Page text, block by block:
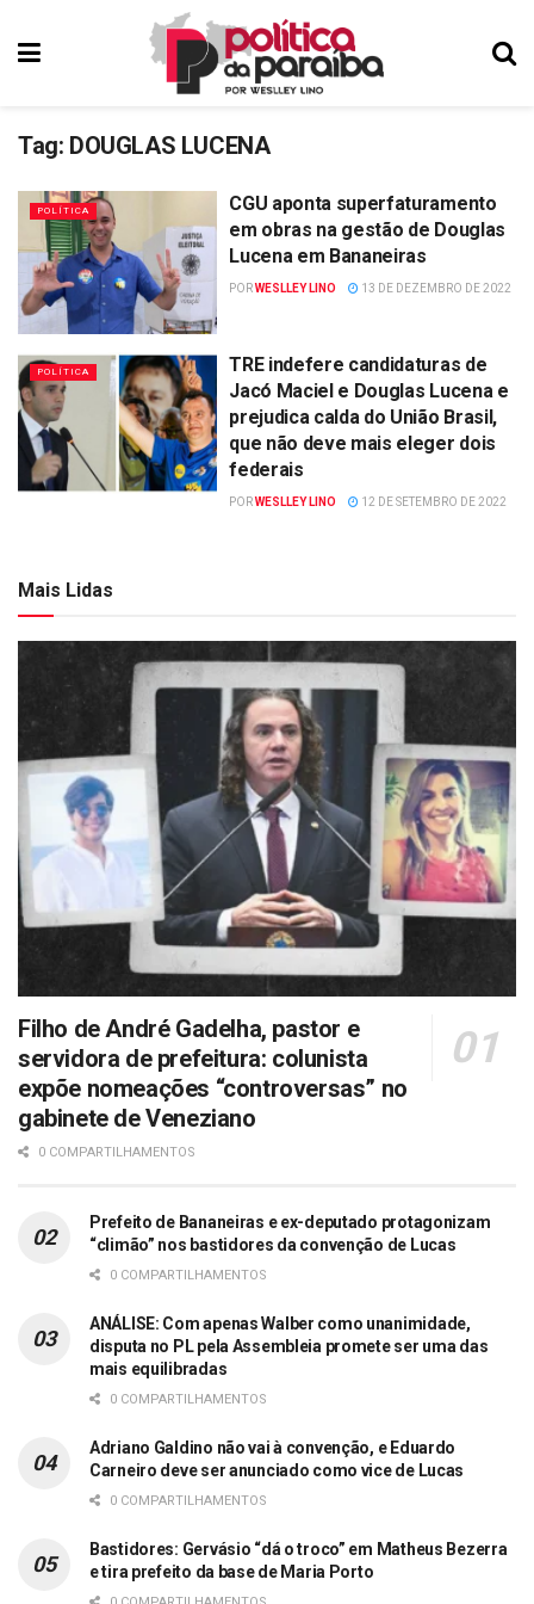
Tag: DOUGLAS LUCENA
POLÍTICA
CGU aponta superfaturamento
em obras na gestão de Douglas
Lucena em Bananeiras
PORWESLLEY LINO 13 DE DEZEMBRO DE 2022
POLÍTICA
TRE indefere candidaturas de
Jacó Maciel e Douglas Lucena e
prejudica calda do União Brasil,
que não deve mais eleger dois
federais
PORWESLLEY LINO 12 DE SETEMBRO DE 2022
Mais Lidas
Filho de André Gadelha, pastor e
servidora de prefeitura: colunista
expõe nomeações “controversas” no
gabinete de Veneziano
0 COMPARTILHAMENTOS
Prefeito de Bananeiras e ex-deputado protagonizam
“climão” nos bastidores da convenção de Lucas
0 COMPARTILHAMENTOS
ANÁLISE: Com apenas Walber como unanimidade,
disputa no PL pela Assembleia promete ser uma das
mais equilibradas
0 COMPARTILHAMENTOS
Adriano Galdino não vai à convenção, e Eduardo
Carneiro deve ser anunciado como vice de Lucas
0 COMPARTILHAMENTOS
Bastidores: Gervásio “dá o troco” em Matheus Bezerra
e tira prefeito da base de Maria Porto